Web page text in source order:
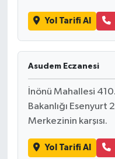
Yol Tarifi Al
Asudem Eczanesi
İnönü Mahallesi
Bakanlığı Esenyurt
Merkezinin karşısı.
Yol Tarifi Al
Yaşam